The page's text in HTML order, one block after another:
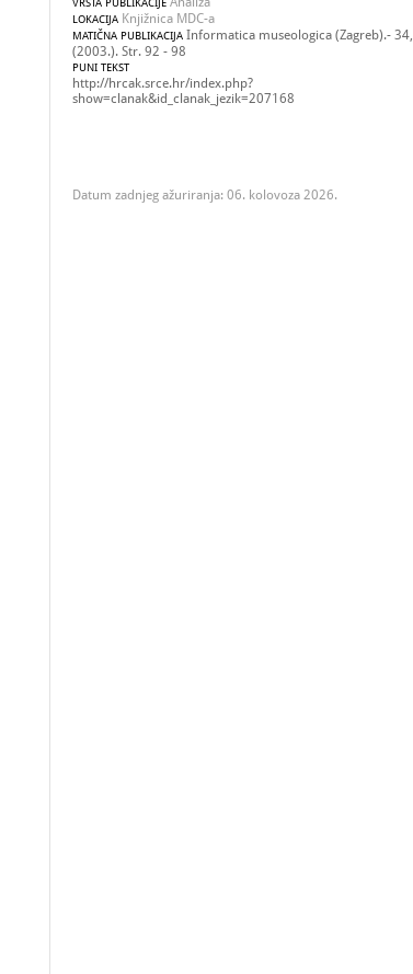
VRSTA PUBLIKACIJE
LOKACIJA Knjižnica MDC-a
MATIČNA PUBLIKACIJA Informatica museologica (Zagreb).-
(2003.). Str. 92 - 98
PUNI TEKST
http://hrcak.srce.hr/index.php?
show=clanak&id_clanak_jezik=207168
Datum zadnjeg ažuriranja: 06. kolovoza 2026.